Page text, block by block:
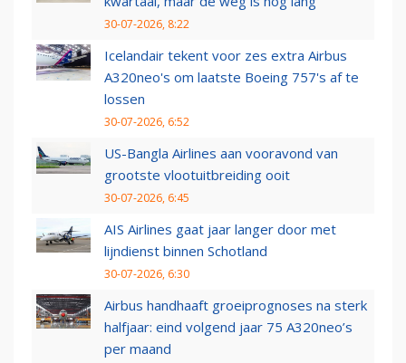
30-07-2026, 8:22
Icelandair tekent voor zes extra Airbus
A320neo's om laatste Boeing 757's af te
lossen
30-07-2026, 6:52
US-Bangla Airlines aan vooravond van
grootste vlootuitbreiding ooit
30-07-2026, 6:45
AIS Airlines gaat jaar langer door met
lijndienst binnen Schotland
30-07-2026, 6:30
Airbus handhaaft groeiprognoses na sterk
halfjaar: eind volgend jaar 75 A320neo’s
per maand